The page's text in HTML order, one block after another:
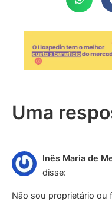
Uma
Inês Maria de
disse:
Não sou proprietário ou